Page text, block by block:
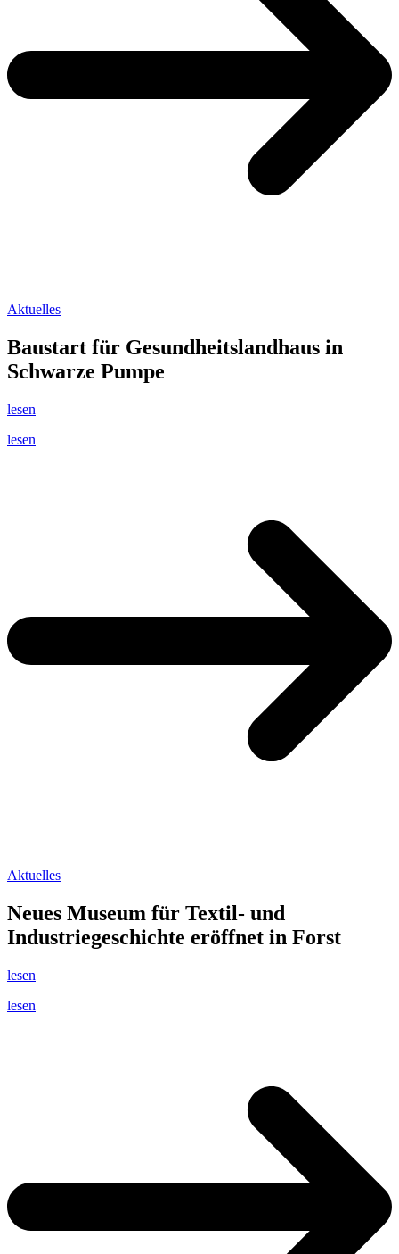
Aktuelles
Baustart für Gesundheitslandhaus in
Schwarze Pumpe
lesen
lesen
Aktuelles
Neues Museum für Textil- und
Industriegeschichte eröffnet in Forst
lesen
lesen